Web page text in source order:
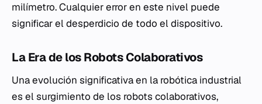
milímetro. Cualquier error en este nivel puede
significar el desperdicio de todo el dispositivo.
La Era de los Robots Colaborativos
Una evolución significativa en la robótica industrial
es el surgimiento de los robots colaborativos,